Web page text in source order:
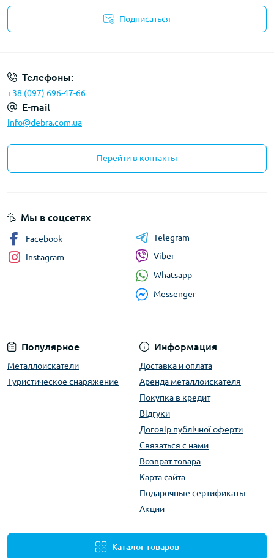
Подписаться
Телефоны:
+38 (097) 696-47-66
E-mail
info@debra.com.ua
Перейти в контакты
Популярное
Металлоискатели
Туристическое снаряжение
Информация
Доставка и оплата
Аренда металлоискателя
Покупка в кредит
Відгуки
Договір публічної оферти
Связаться с нами
Возврат товара
Карта сайта
Подарочные сертификаты
Акции
Каталог товаров
Мы в соцсетях
Facebook
Instagram
Telegram
Viber
Whatsapp
Messenger